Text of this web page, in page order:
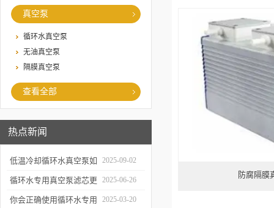
真空泵
循环水真空泵
无油真空泵
隔膜真空泵
查看全部
热点新闻
低温冷却循环水真空泵如
何提升制冷与真空效率？
2025-09-02
循环水专用真空泵滤芯更
换周期：基于水质污染度
2025-06-26
你会正确使用循环水专用 2025-03-20
防腐隔膜